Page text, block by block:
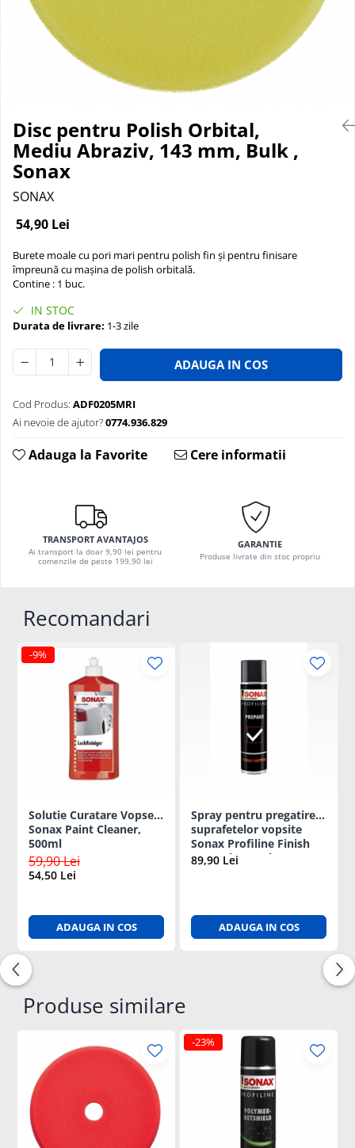
Organizatoare auto
Parasolare si jaluzele
Suporturi bauturi
Tratament Hidrofob
Disc pentru Polish Orbital,
Mediu Abraziv, 143 mm, Bulk ,
Sonax
SONAX
54,90 Lei
Burete moale cu pori mari pentru polish fin și pentru finisare
împreună cu mașina de polish orbitală.
Contine : 1 buc.
IN STOC
Durata de livrare: 1-3 zile
ADAUGA IN COS
Cod Produs: ADF0205MRI
Ai nevoie de ajutor?0774.936.829
Adauga la Favorite Cere informatii
TRANSPORT AVANTAJOS
Ai transport la doar 9,90 lei pentru
comenzile de peste 199,90 lei
GARANTIE
Produse livrate din stoc propriu
Recomandari
-9%
Solutie Curatare Vopsea
Sonax Paint Cleaner,
500ml
59,90 Lei
54,50 Lei
ADAUGA IN COS
Spray pentru pregatirea
suprafetelor vopsite
Sonax Profiline Finish
Control, 400ml
89,90 Lei
ADAUGA IN COS
Produse similare
-23%